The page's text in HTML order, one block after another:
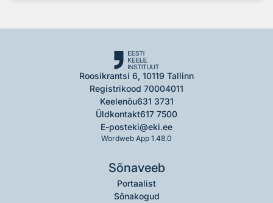
Roosikrantsi 6, 10119 Tallinn
Registrikood 70004011
Keelenõu631 3731
Üldkontakt617 7500
E-posteki@eki.ee
Wordweb App 1.48.0
Sõnaveeb
Portaalist
Sõnakogud